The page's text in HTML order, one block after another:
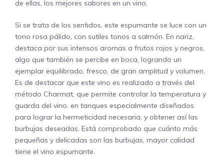
de ellas, los mejores sabores en un vino.
Si se trata de los sentidos, este espumante se luce con un
tono rosa pálido, con sutiles tonos a salmón. En nariz,
destaca por sus intensos aromas a frutos rojos y negros,
algo que también se percibe en boca, logrando un
ejemplar equilibrado, fresco, de gran amplitud y volumen.
Es de destacar que este vino es realizado a través del
método Charmat, que permite controlar la temperatura y
guarda del vino, en tanques especialmente diseñados
para lograr la hermeticidad necesaria, y obtener así las
burbujas deseadas. Está comprobado que cuánto más
pequeñas y delicadas son las burbujas, mayor calidad
tiene el vino espumante.